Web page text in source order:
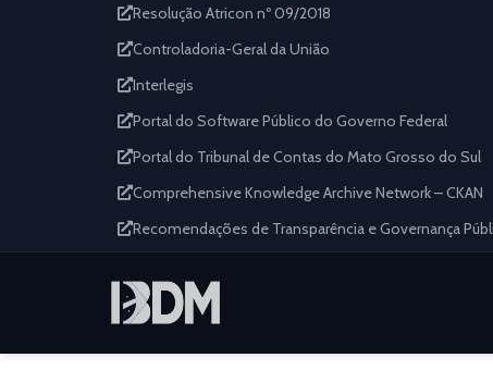
Resolução Atricon nº 09/2018
Controladoria-Geral da União
Interlegis
Portal do Software Público do Governo Federal
Portal do Tribunal de Contas do Mato Grosso do Sul
Comprehensive Knowledge Archive Network – CKAN
Recomendações de Transparência e Governança